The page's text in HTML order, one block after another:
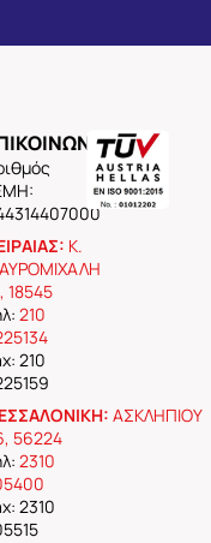
Κ.
18545
210
210
ΑΣΚΛΗΠΙΟΥ
56224
2310
2310